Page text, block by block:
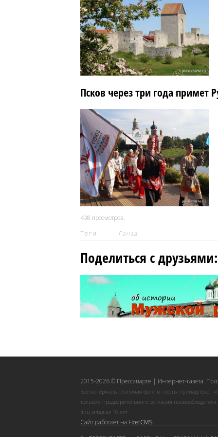
Псков через три года примет
408 просмотров.
Теги:
Ганза
Поделиться с друзьями:
2015-2026 © Прессапарте | Интернет-газета.
Все материалы, включая фото и тексты принадлежат
только с предварительного согласия
лиц младше 16 лет.
Сайт работает на HostCMS